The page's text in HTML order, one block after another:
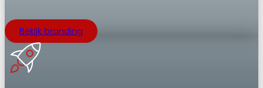
Bekijk branding